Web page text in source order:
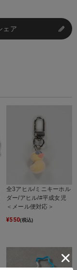
ェア
全3アヒル/ミニキーホル
ダー/アヒル/#平成女児
＜メール便対応＞
¥550(税込)